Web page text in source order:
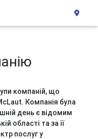
компаній, що
Компанія була
день є відомим
області та за її
послуг у